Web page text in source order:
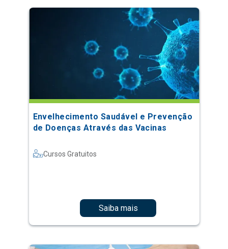
Envelhecimento Saudável e Prevenção
de Doenças Através das Vacinas
Cursos Gratuitos
Saiba mais